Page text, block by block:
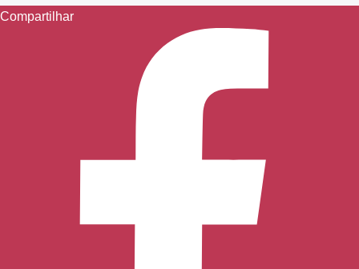
Compartilhar